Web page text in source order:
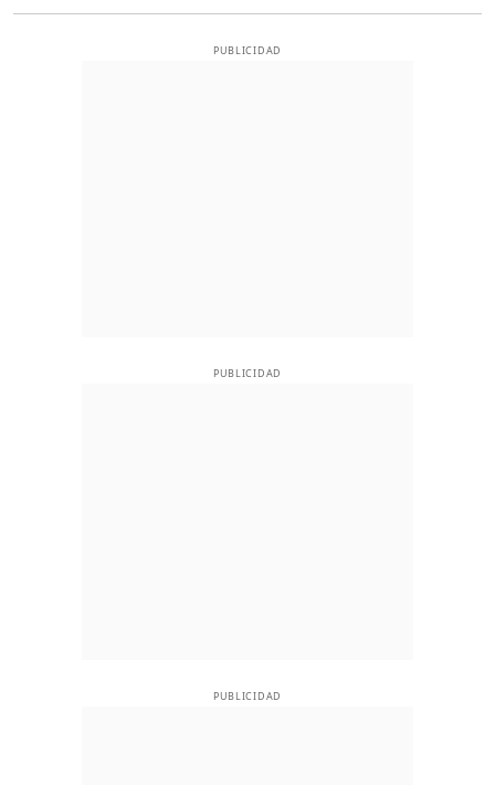
PUBLICIDAD
PUBLICIDAD
PUBLICIDAD